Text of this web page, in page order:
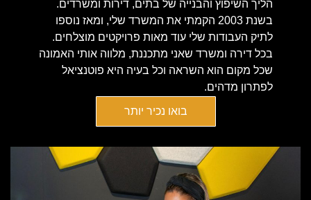
הליך השיפוץ והבנייה של בתים, דירות ומשרדים.
בשנת 2003 הקמתי את המשרד שלי, ומאז נוספו
לתיק העבודות שלי עוד מאות פרויקטים מוצלחים.
בכל דירה ומשרד שאני מתכננת, מלווה אותי האמונה
שכל מקום הוא השראה וכל בעיה היא פוטנציאל
לפתרון מדהים.
בואו נכיר יותר